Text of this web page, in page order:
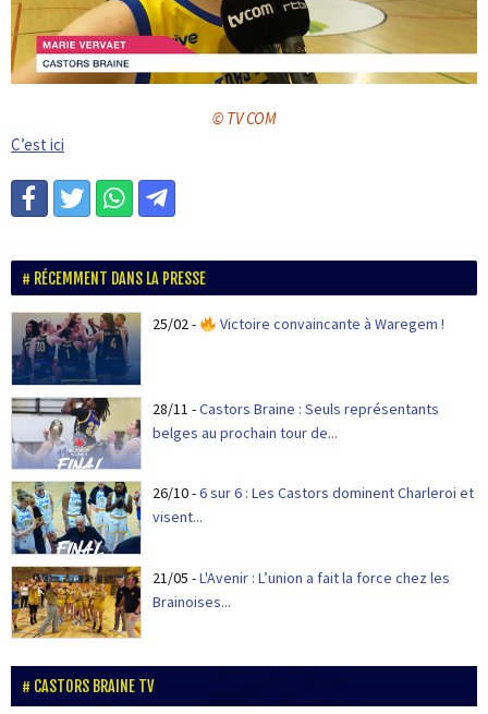
© TV COM
C’est ici
RÉCEMMENT DANS LA PRESSE
25/02- Victoire convaincante à Waregem !
28/11 -Castors Braine : Seuls représentants
belges au prochain tour de...
26/10-6 sur 6 : Les Castors dominent Charleroi et
visent...
21/05 -L'Avenir : L’union a fait la force chez les
Brainoises...
CASTORS BRAINE TV